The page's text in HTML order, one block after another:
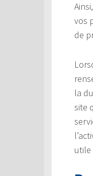
vos
de
la
site
utile